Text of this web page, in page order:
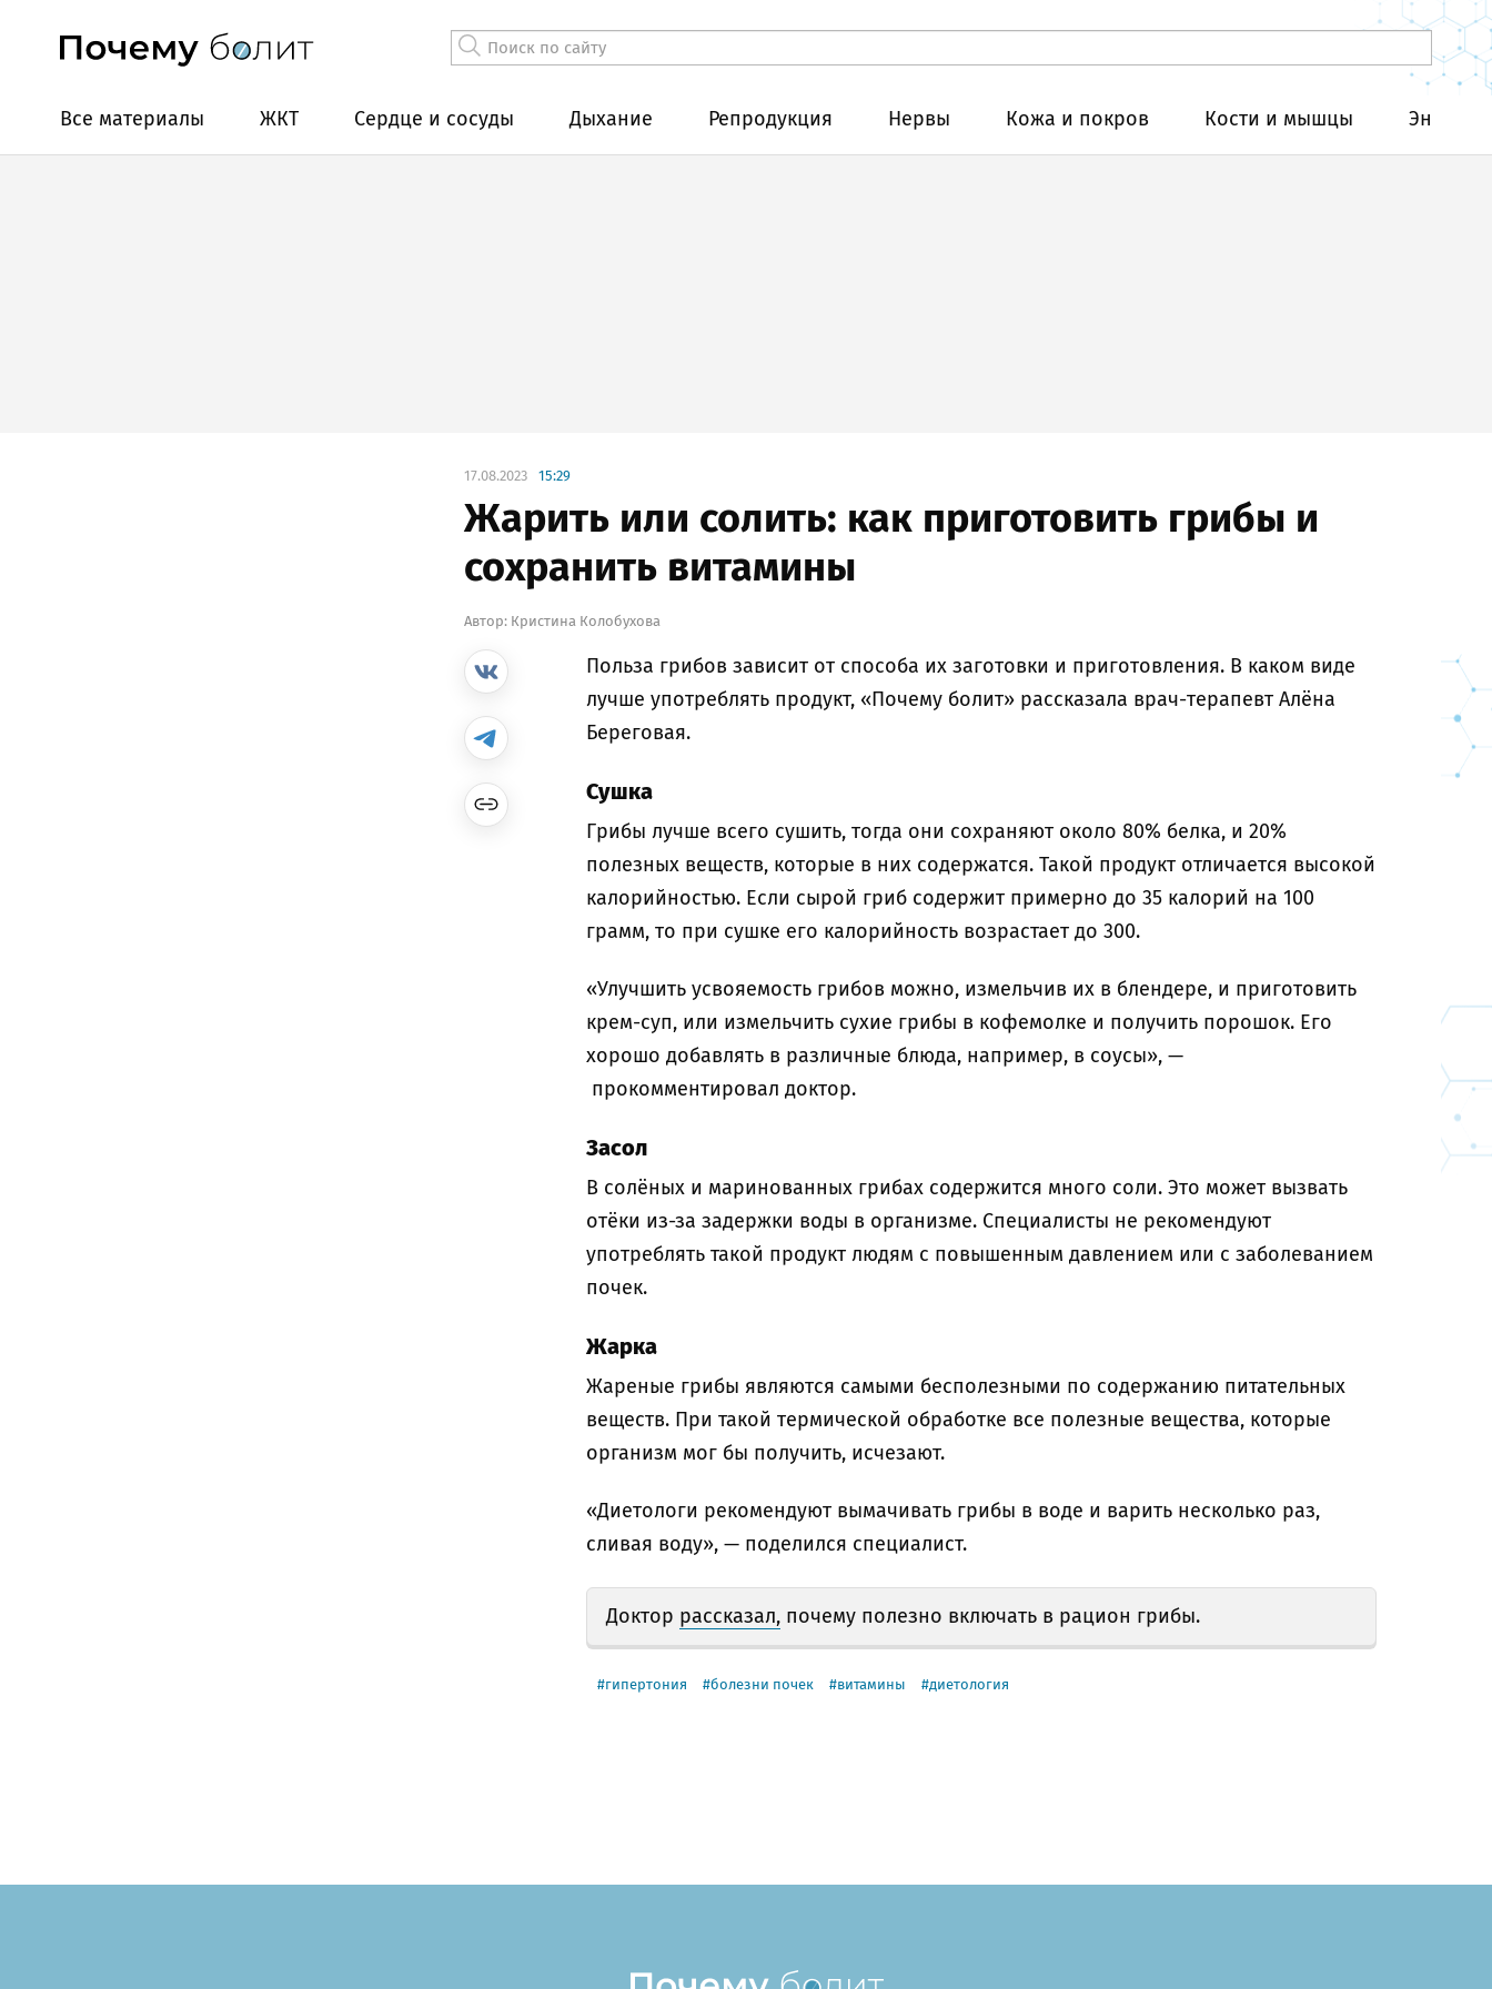
Все материалы ЖКТ Сердце и сосуды Дыхание Репродукция Нервы Кожа и покров Кости и мышцы
17.08.2023 15:29
Жарить или солить: как приготовить грибы и
сохранить витамины
Автор: Кристина Колобухова
Польза грибов зависит от способа их заготовки и приготовления. В каком виде
лучше употреблять продукт, «Почему болит» рассказала врач-терапевт Алёна
Береговая.
Сушка
Грибы лучше всего сушить, тогда они сохраняют около 80% белка, и 20%
полезных веществ, которые в них содержатся. Такой продукт отличается высокой
калорийностью. Если сырой гриб содержит примерно до 35 калорий на 100
грамм, то при сушке его калорийность возрастает до 300.
«Улучшить усвояемость грибов можно, измельчив их в блендере, и приготовить
крем-суп, или измельчить сухие грибы в кофемолке и получить порошок. Его
хорошо добавлять в различные блюда, например, в соусы», —
прокомментировал доктор.
Засол
В солёных и маринованных грибах содержится много соли. Это может вызвать
отёки из-за задержки воды в организме. Специалисты не рекомендуют
употреблять такой продукт людям с повышенным давлением или с заболеванием
почек.
Жарка
Жареные грибы являются самыми бесполезными по содержанию питательных
веществ. При такой термической обработке все полезные вещества, которые
организм мог бы получить, исчезают.
«Диетологи рекомендуют вымачивать грибы в воде и варить несколько раз,
сливая воду», — поделился специалист.
Доктор рассказал, почему полезно включать в рацион грибы.
гипертония болезни почек витамины диетология